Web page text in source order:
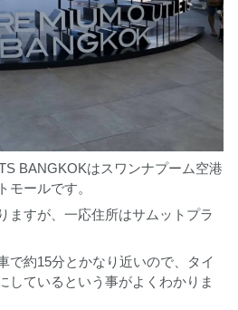
BANGKOKはスワンナプーム空港
モールです。
ますが、一応住所はサムットプラ
で約15分とかなり近いので、タイ
しているという事がよくわかりま